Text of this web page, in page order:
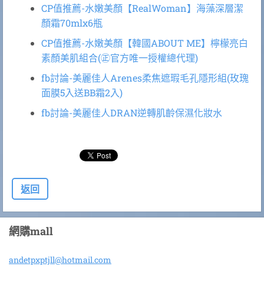
CP值推薦-水嫩美顏【RealWoman】海藻深層潔
顏霜70mlx6瓶
CP值推薦-水嫩美顏【韓國ABOUT ME】檸檬亮白
素顏美肌組合(㊣官方唯一授權總代理)
fb討論-美麗佳人Arenes柔焦遮瑕毛孔隱形組(玫瑰
面膜5入送BB霜2入)
fb討論-美麗佳人DRAN逆轉肌齡保濕化妝水
返回
網購mall
andetpxptjll@hotmail.com